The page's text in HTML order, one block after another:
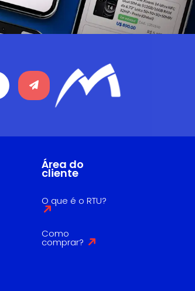
Área do
cliente
O que é o RTU?
Como
comprar?